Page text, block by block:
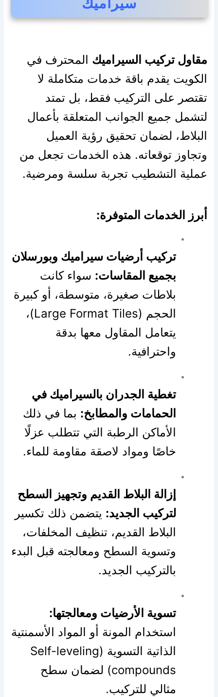
سيراميك
مقاول تركيب السيراميك المحترف في
الكويت يقدم باقة خدمات متكاملة لا
تقتصر على التركيب فقط، بل تمتد
لتشمل جميع الجوانب المتعلقة بأعمال
البلاط، لضمان تحقيق رؤية العميل
وتجاوز توقعاته. هذه الخدمات تجعل من
عملية التشطيب تجربة سلسة ومرضية.
أبرز الخدمات المتوفرة:
تركيب أرضيات سيراميك وبورسلان
بجميع المقاسات: سواء كانت
بلاطات صغيرة، متوسطة، أو كبيرة
الحجم (Large Format Tiles)،
يتعامل المقاول معها بدقة
واحترافية.
تغطية الجدران بالسيراميك في
الحمامات والمطابخ: بما في ذلك
الأماكن الرطبة التي تتطلب عزلًا
خاصًا ومواد لاصقة مقاومة للماء.
إزالة البلاط القديم وتجهيز السطح
لتركيب الجديد: يتضمن ذلك تكسير
البلاط القديم، تنظيف المخلفات،
وتسوية السطح ومعالجته قبل البدء
بالتركيب الجديد.
تسوية الأرضيات ومعالجتها:
استخدام المونة أو المواد الأسمنتية
الذاتية التسوية (Self-leveling
compounds) لضمان سطح
مثالي للتركيب.